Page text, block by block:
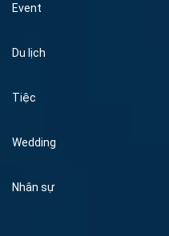
Event
Du lịch
Tiệc
Wedding
Nhân sự